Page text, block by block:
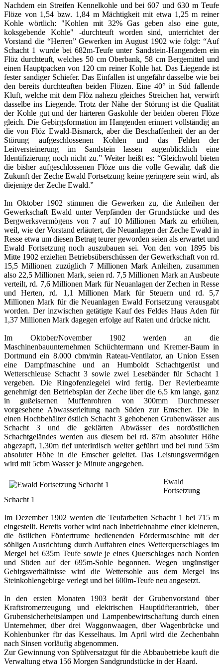
Nachdem ein Streifen Kennelkohle und bei 607 und 630 m Teufe
Flöze von 1,54 bzw. 1,84 m Mächtigkeit mit etwa 1,25 m reiner
Kohle wörtlich: "Kohlen mit 32% Gas geben also eine gute,
koksgebende Kohle" -durchteuft worden sind, unterrichtet der
Vorstand die “Herren” Gewerken im August 1902 wie folgt: “Auf
Schacht 1 wurde bei 682m-Teufe unter Sandstein-Hangendem ein
Flöz durchteuft, welches 50 cm Oberbank, 58 cm Bergemittel und
einen Hauptpacken von 120 cm reiner Kohle hat. Das Liegende ist
fester sandiger Schiefer. Das Einfallen ist ungefähr dasselbe wie bei
den bereits durchteuften beiden Flözen. Eine 40° in Süd fallende
Kluft, welche mit dem Flöz nahezu gleiches Streichen hat, verwirft
dasselbe ins Liegende. Trotz der Nähe der Störung ist die Qualität
der Kohle gut und der härteren Gaskohle der beiden oberen Flöze
gleich. Die Gebirgsformation im Hangenden erinnert vollständig an
die von Flöz Ewald-Bismarck, aber die Beschaffenheit der an der
Störung aufgeschlossenen Kohlen und das Fehlen der
Leitversteinerung im Sandstein lassen augenblicklich eine
Identifizierung noch nicht zu.” Weiter heißt es: “Gleichwohl bieten
die bisher aufgeschlossenen Flöze uns die volle Gewähr, daß die
Zukunft der Zeche Ewald Fortsetzung keine geringere sein wird, als
diejenige der Zeche Ewald.”
Im Oktober 1902 stimmen die Gewerken zu, die Anleihen der
Gewerkschaft Ewald unter Verpfänden der Grundstücke und des
Bergwerksvermögens von 7 auf 10 Millionen Mark zu erhöhen,
weil, wie der Vorstand erläutert, die Neuanlagen der Zeche Ewald in
Resse etwa um diesen Betrag teurer geworden seien als erwartet und
Ewald Fortsetzung noch auszubauen sei. Von den von 1895 bis
Mitte 1902 erzielten Betriebsüberschüssen der Gewerkschaft von rd.
15,5 Millionen zuzüglich 7 Millionen Mark Anleihen, zusammen
also 22,5 Millionen Mark, seien rd. 7,5 Millionen Mark an Ausbeute
verteilt, rd. 7,6 Millionen Mark für Neuanlagen der Zechen in Resse
und Herten, rd. 1,1 Millionen Mark für Steuern und rd. 5,7
Millionen Mark für die Neuanlagen Ewald Fortsetzung verausgabt
worden. Der inzwischen getätigte Kauf des Feldes Haus Aden für
1,37 Millionen Mark dagegen erfolge auf Raten und drücke nicht.
Im Oktober/November 1902 werden an die
Maschinenbauunternehmen Schüchtermann und Kremer-Baum in
Dortmund ein 8.000 cbm/min Rateau-Ventilator, an Union Essen
eine Dampfmaschine und an Humboldt Schachtgerüst und
Wetterschleuse Schacht 3 sowie zwei Lesebänder für Schacht 1
vergeben. Die Ringofenziegelei wird fertig. Der Revierbeamte
genehmigt den Betriebsplan der Zeche über die 6,5 km lange, ganz
in gußeisernen Muffenrohren von 300mm Durchmesser
vorgesehene Abwasserleitung nach Süden zur Emscher. Die in
einen Hochbehälter östlich Schacht 3 gehobenen Grubenwässer aus
Schacht 3 und die geklärten Abwässer des nordöstlichen
Schachtgeländes werden aus diesem bei rd. 87m absoluter Höhe
abgezapft, 1,30m tief unterirdisch weiter geführt und bei rund 53m
absoluter Höhe in die Emscher geleitet. Das Leistungsvermögen
wird mit 5cbm Wasser je Minute angegeben.
Ewald
Fortsetzung
Schacht 1
Im Dezember 1902 werden die Teufarbeiten Schacht 1 bei 715 m
eingestellt. Bereits vorher wird nach Inbetriebnahme einer kleineren,
die östlichen Fördertrume bedienenden Fördermaschine mit der
söhligen Ausrichtung durch Auffahren eines Wetterquerschlages im
Mergel bei 635m Teufe sowie je eines Querschlages nach Norden
und Süden auf der 695m-Sohle begonnen. Wegen ungünstiger
Gebirgsverhältnisse wird die Wettersohle aus dem Mergel ins
Steinkohlengebirge verlegt und bei 600m-Teufe neu angesetzt.
In den ersten Monaten 1903 berät der Grubenvorstand über
Kraftstromerzeugung und elektrischen Hauptlüfterantrieb, über
Grubensicherheitslampen und Lampenbewirtschaftung durch einen
Unternehmer, über drei Waggonwaagen, über Wagenbrücke und
Kohlenbunker für das Kesselhaus. Im April wird die Zechenbahn
nach Sinsen vorläufig abgenommen.
Zur Gewinnung von Spülversatzgut für die Abbaubetriebe kauft die
Verwaltung etwa 156 Morgen Sandgrundstücke in der Haard.